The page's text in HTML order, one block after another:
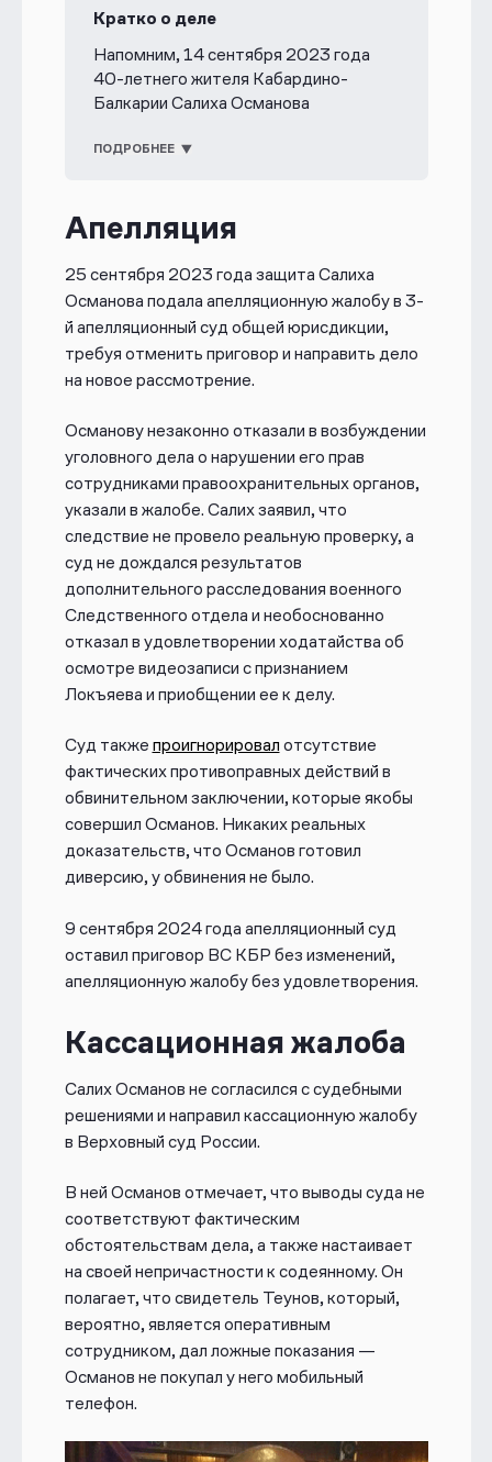
Кратко о деле
Напомним, 14 сентября 2023 года
40-летнего жителя Кабардино-
Балкарии Салиха Османова
свободы по делу о покушении на
свидетелей и переписка в Viber, где,
согласно следствию, он высказывал
негативное отношение к войне в
Украине.
При этом один из двух свидетелей —
Тахир Локьяев (псевдоним: Марат
Магомедов) уехал из России из
отъезда он прислалвидеообращение,
в котором подробно рассказал, как
силовики заставили их дать ложные
показания против Османова.
Другой свидетель «Артур Балаев»
рассказал, что «ему на глаза попался
смартфон Кармокова» (якобы
участника преступной группы) с
джихад и диверсия на мосту». Тогда
«Балаев» решил обратиться в
ПОДРОБНЕЕ
Апелляция
25 сентября 2023 года защита Салиха
Османова подала апелляционную жалобу в 3-
й апелляционный суд общей юрисдикции,
требуя отменить приговор и направить дело
на новое рассмотрение.
Османову незаконно отказали в возбуждении
уголовного дела о нарушении его прав
сотрудниками правоохранительных органов,
указали в жалобе. Салих заявил, что
следствие не провело реальную проверку, а
суд не дождался результатов
дополнительного расследования военного
Следственного отдела и необоснованно
отказал в удовлетворении ходатайства об
осмотре видеозаписи с признанием
Локъяева и приобщении ее к делу.
Суд также проигнорировал отсутствие
фактических противоправных действий в
обвинительном заключении, которые якобы
совершил Османов. Никаких реальных
доказательств, что Османов готовил
диверсию, у обвинения не было.
9 сентября 2024 года апелляционный суд
оставил приговор ВС КБР без изменений,
апелляционную жалобу без удовлетворения.
Кассационная жалоба
Салих Османов не согласился с судебными
решениями и направил кассационную жалобу
в Верховный суд России.
В ней Османов отмечает, что выводы суда не
соответствуют фактическим
обстоятельствам дела, а также настаивает
на своей непричастности к содеянному. Он
полагает, что свидетель Теунов, который,
вероятно, является оперативным
сотрудником, дал ложные показания —
Османов не покупал у него мобильный
телефон.